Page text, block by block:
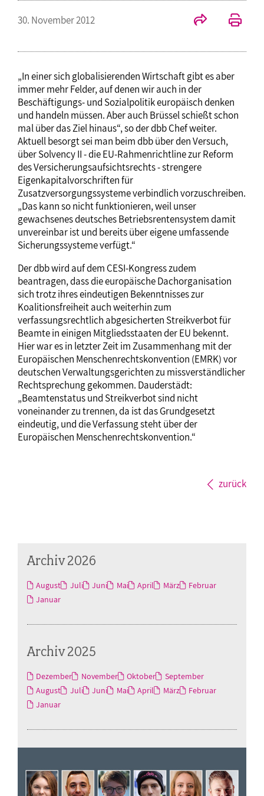
30. November 2012
„In einer sich globalisierenden Wirtschaft gibt es aber
immer mehr Felder, auf denen wir auch in der
Beschäftigungs- und Sozialpolitik europäisch denken
und handeln müssen. Aber auch Brüssel schießt schon
mal über das Ziel hinaus“, so der dbb Chef weiter.
Aktuell besorgt sei man beim dbb über den Versuch,
über Solvency II - die EU-Rahmenrichtline zur Reform
des Versicherungsaufsichtsrechts - strengere
Eigenkapitalvorschriften für
Zusatzversorgungssysteme verbindlich vorzuschreiben.
„Das kann so nicht funktionieren, weil unser
gewachsenes deutsches Betriebsrentensystem damit
unvereinbar ist und bereits über eigene umfassende
Sicherungssysteme verfügt.“
Der dbb wird auf dem CESI-Kongress zudem
beantragen, dass die europäische Dachorganisation
sich trotz ihres eindeutigen Bekenntnisses zur
Koalitionsfreiheit auch weiterhin zum
verfassungsrechtlich abgesicherten Streikverbot für
Beamte in einigen Mitgliedsstaaten der EU bekennt.
Hier war es in letzter Zeit im Zusammenhang mit der
Europäischen Menschenrechtskonvention (EMRK) vor
deutschen Verwaltungsgerichten zu missverständlicher
Rechtsprechung gekommen. Dauderstädt:
„Beamtenstatus und Streikverbot sind nicht
voneinander zu trennen, da ist das Grundgesetzt
eindeutig, und die Verfassung steht über der
Europäischen Menschenrechtskonvention.“
zurück
Archiv 2026
August Juli Juni Mai April März
Februar
Januar
Archiv 2025
Dezember November Oktober
September
August
Juli Juni Mai April März
Februar
Januar